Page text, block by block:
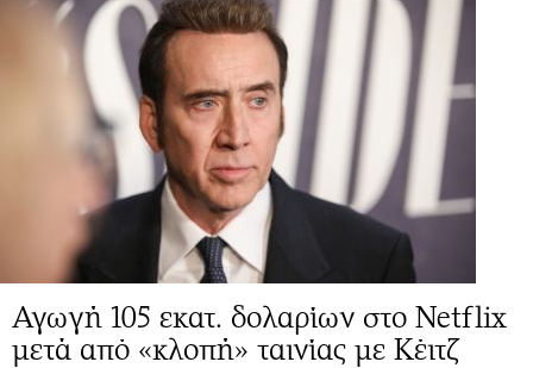
Αγωγή 105 εκατ. δολαρίων στο Netflix
μετά από «κλοπή» ταινίας με Κέιτζ